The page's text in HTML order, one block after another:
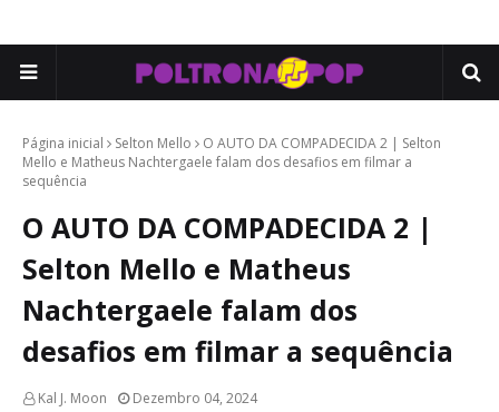
Página inicial Selton Mello
O AUTO DA COMPADECIDA 2 | Selton
Mello e Matheus Nachtergaele falam dos desafios em filmar a
sequência
O AUTO DA COMPADECIDA 2 |
Selton Mello e Matheus
Nachtergaele falam dos
desafios em filmar a sequência
Kal J. Moon Dezembro 04, 2024